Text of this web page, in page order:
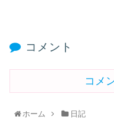
コメント
コメ
ホーム 日記